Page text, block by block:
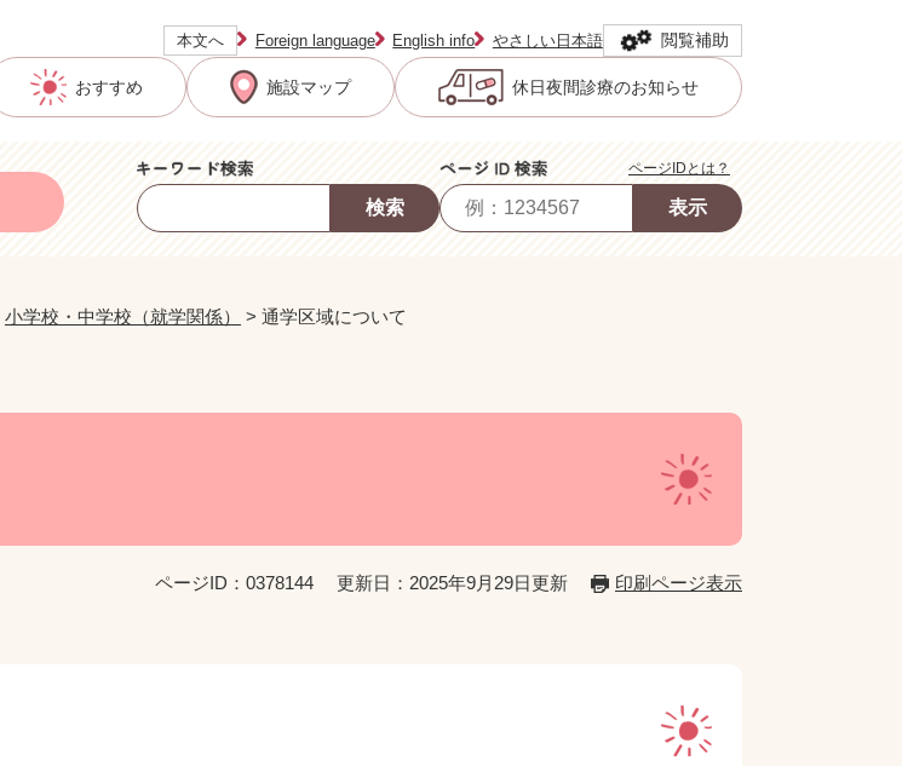
本文へ Foreign language English info やさしい日本語 閲覧補助
おすすめ 施設マップ 休日夜間診療のお知らせ
ページIDとは？
小学校・中学校（就学関係） > 通学区域について
ページID：0378144 更新日：2025年9月29日更新 印刷ページ表示